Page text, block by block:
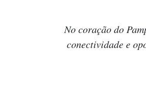
No coração do
conectividade e